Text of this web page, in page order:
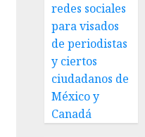
redes sociales
para visados
de periodistas
y ciertos
ciudadanos de
México y
Canadá